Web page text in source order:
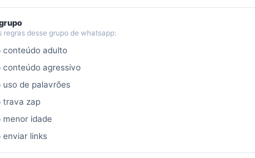
regras desse grupo de whatsapp:
conteúdo adulto
conteúdo agressivo
uso de palavrões
trava zap
menor idade
enviar links